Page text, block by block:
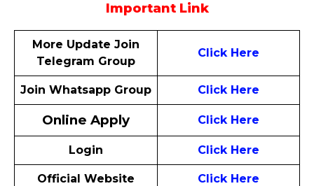
Important Link
More Update Join
Telegram Group
Click Here
Join Whatsapp Group Click Here
Online Apply Click Here
Login Click Here
Official Website Click Here